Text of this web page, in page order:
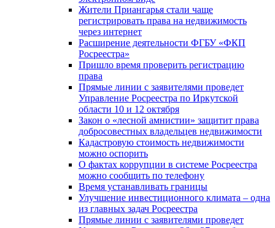
Жители Приангарья стали чаще
регистрировать права на недвижимость
через интернет
Расширение деятельности ФГБУ «ФКП
Росреестра»
Пришло время проверить регистрацию
права
Прямые линии с заявителями проведет
Управление Росреестра по Иркутской
области 10 и 12 октября
Закон о «лесной амнистии» защитит права
добросовестных владельцев недвижимости
Кадастровую стоимость недвижимости
можно оспорить
О фактах коррупции в системе Росреестра
можно сообщить по телефону
Время устанавливать границы
Улучшение инвестиционного климата – одна
из главных задач Росреестра
Прямые линии с заявителями проведет